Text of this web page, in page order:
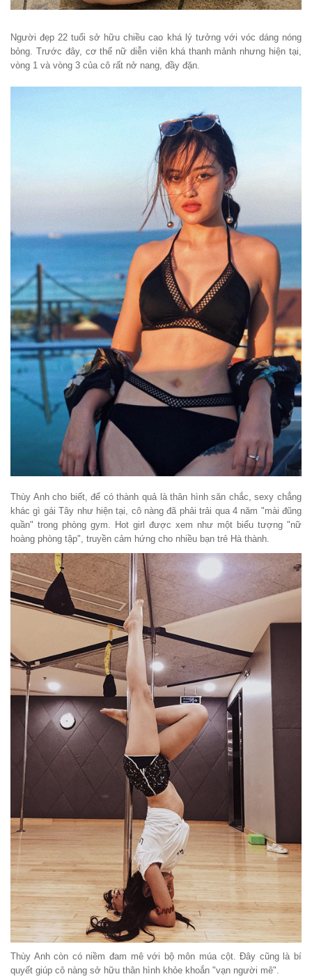
Người đẹp 22 tuổi sở hữu chiều cao khá lý tưởng với vóc dáng nóng
bỏng. Trước đây, cơ thể nữ diễn viên khá thanh mảnh nhưng hiện tại,
vòng 1 và vòng 3 của cô rất nở nang, đầy đặn.
Thùy Anh cho biết, để có thành quả là thân hình săn chắc, sexy chẳng
khác gì gái Tây như hiện tại, cô nàng đã phải trải qua 4 năm "mài đũng
quần" trong phòng gym. Hot girl được xem như một biểu tượng "nữ
hoàng phòng tập", truyền cảm hứng cho nhiều bạn trẻ Hà thành.
Thùy Anh còn có niềm đam mê với bộ môn múa cột. Đây cũng là bí
quyết giúp cô nàng sở hữu thân hình khỏe khoắn "vạn người mê".